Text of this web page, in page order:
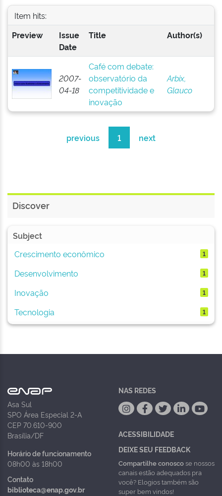
Item hits:
Preview
Issue
Date
Title Author(s)
2007-
04-18
Café com debate:
observatório da
competitividade e
inovação
Arbix,
Glauco
previous 1 next
Discover
Subject
Crescimento econômico
1
Desenvolvimento 1
Inovação 1
Tecnologia 1
Asa Sul
SPO Área Especial 2-A
CEP 70.610-900
Brasília/DF
Horário de funcionamento
08h00 às 18h00
Contato
biblioteca@enap.gov.br
NAS REDES
ACESSIBILIDADE
DEIXE SEU FEEDBACK
Compartilhe conoscose nossos
canais estão adequados pra
você? Elogios também são
super bem vindos!